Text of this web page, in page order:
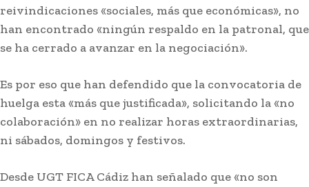
Actualidad
reivindicaciones «sociales, más que económicas», no
han encontrado «ningún respaldo en la patronal, que
se ha cerrado a avanzar en la negociación».
Es por eso que han defendido que la convocatoria de
huelga esta «más que justificada», solicitando la «no
colaboración» en no realizar horas extraordinarias,
ni sábados, domingos y festivos.
Desde UGT FICA Cádiz han señalado que «no son